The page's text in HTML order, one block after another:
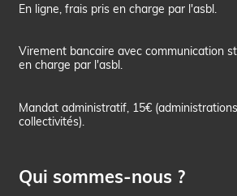
En ligne, frais pris en charge par l'asbl.
Virement bancaire avec communication
en charge par l'asbl.
Mandat administratif, 15€
collectivités).
Qui sommes-nous ?